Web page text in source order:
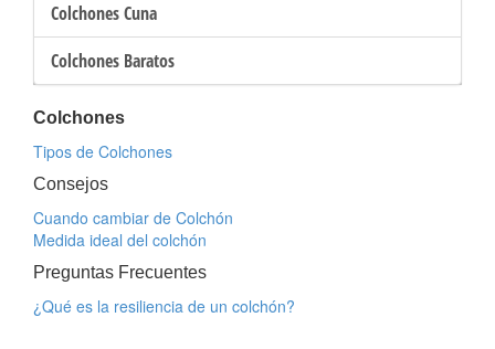
Colchones Cuna
Colchones Baratos
Colchones
Tipos de Colchones
Consejos
Cuando cambiar de Colchón
Medida ideal del colchón
Preguntas Frecuentes
¿Qué es la resiliencia de un colchón?